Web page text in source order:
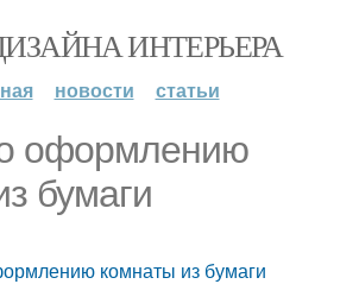
ИНТЕРЬЕРА
новости статьи
оформлению
бумаги
комнаты из бумаги